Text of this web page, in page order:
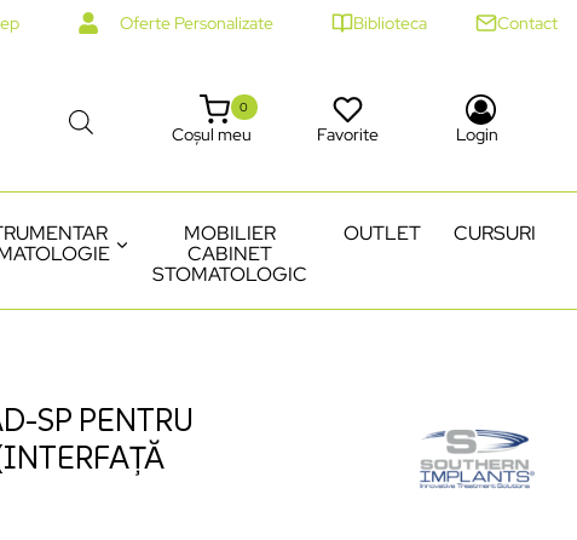
Oferte Personalizate Biblioteca Contact
Coșul meu
0
Favorite Login
MOBILIER
CABINET
STOMATOLOGIC
OUTLET CURSURI
SP PENTRU